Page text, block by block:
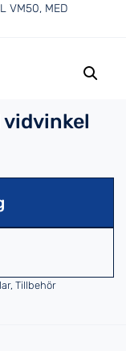
VM50, MED
vidvinkel
, Tillbehör